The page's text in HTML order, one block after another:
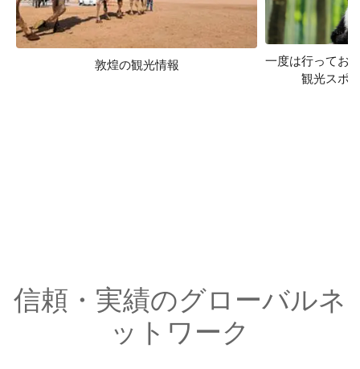
敦煌の観光情報
一度は行ってお
観光スポ
信頼・実績のグローバルネ
ットワーク